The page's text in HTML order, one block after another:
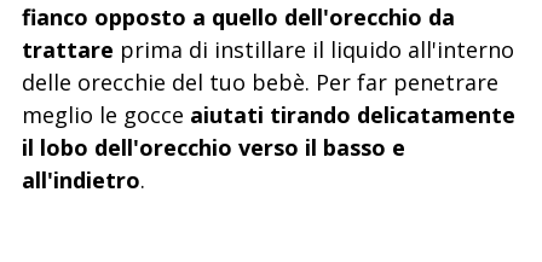
fianco opposto a quello dell'orecchio da
trattare prima di instillare il liquido all'interno
delle orecchie del tuo bebè. Per far penetrare
meglio le gocce aiutati tirando delicatamente
il lobo dell'orecchio verso il basso e
all'indietro.